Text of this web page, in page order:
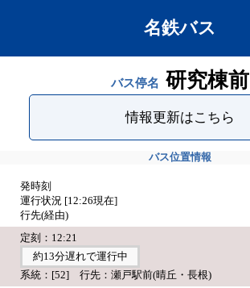
名鉄バス
バス停名 研究棟前
情報更新はこちら
バス位置情報
発時刻
運行状況 [12:26現在]
行先(経由)
定刻：12:21
約13分遅れで運行中
系統：[52] 行先：瀬戸駅前(晴丘・長根)